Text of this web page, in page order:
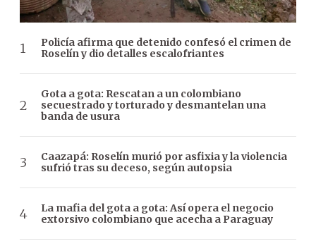
Policía afirma que detenido confesó el crimen de
Roselín y dio detalles escalofriantes
Gota a gota: Rescatan a un colombiano
secuestrado y torturado y desmantelan una
banda de usura
Caazapá: Roselín murió por asfixia y la violencia
sufrió tras su deceso, según autopsia
La mafia del gota a gota: Así opera el negocio
extorsivo colombiano que acecha a Paraguay